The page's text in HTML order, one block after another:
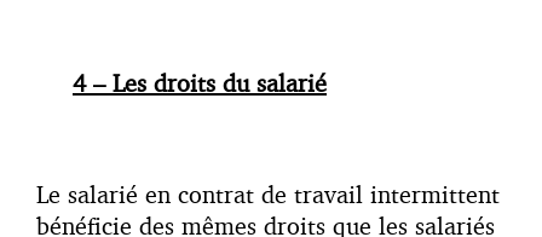
4 – Les droits du salarié
Le salarié en contrat de travail intermittent
bénéficie des mêmes droits que les salariés